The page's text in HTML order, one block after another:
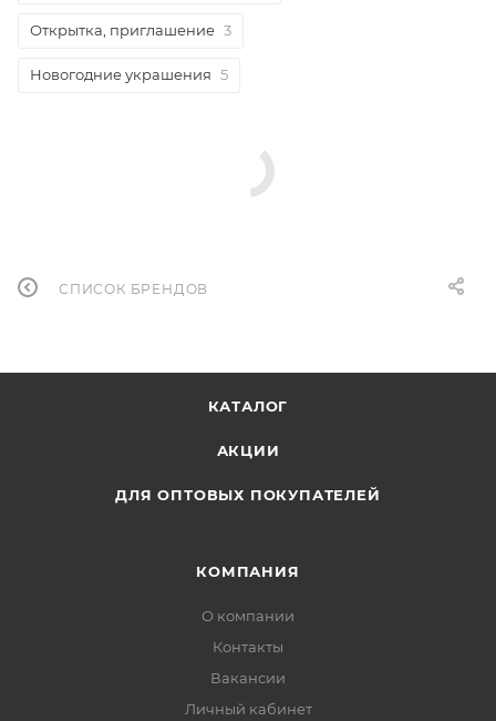
Открытка, приглашение 3
Новогодние украшения 5
СПИСОК БРЕНДОВ
КАТАЛОГ
АКЦИИ
ДЛЯ ОПТОВЫХ ПОКУПАТЕЛЕЙ
КОМПАНИЯ
О компании
Контакты
Вакансии
Личный кабинет